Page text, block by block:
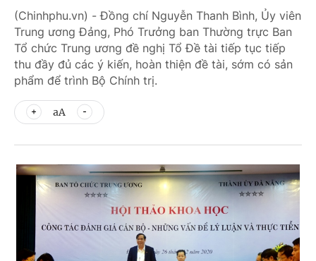
(Chinhphu.vn) - Đồng chí Nguyễn Thanh Bình, Ủy viên
Trung ương Đảng, Phó Trưởng ban Thường trực Ban
Tổ chức Trung ương đề nghị Tổ Đề tài tiếp tục tiếp
thu đầy đủ các ý kiến, hoàn thiện đề tài, sớm có sản
phẩm để trình Bộ Chính trị.
aA